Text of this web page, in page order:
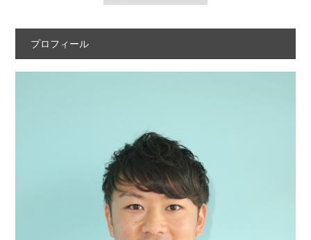
プロフィール